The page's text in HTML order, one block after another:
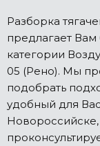
Разборка
предлагает
категории
05 (Рено). Мы
подобрать
удобный для